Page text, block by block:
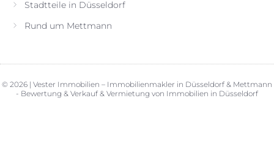
Stadtteile in Düsseldorf
Rund um Mettmann
© 2026 | Vester Immobilien – Immobilienmakler in Düsseldorf & Mettmann
- Bewertung & Verkauf & Vermietung von Immobilien in Düsseldorf